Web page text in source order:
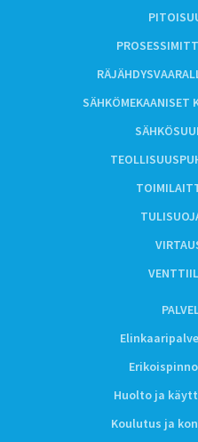
SÄHKÖMEKAANISET
Huolto ja
Koulutus ja